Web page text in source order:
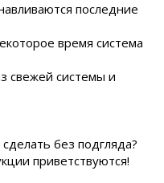
последние
время система
свежей системы и
без подгляда?
приветствуются!